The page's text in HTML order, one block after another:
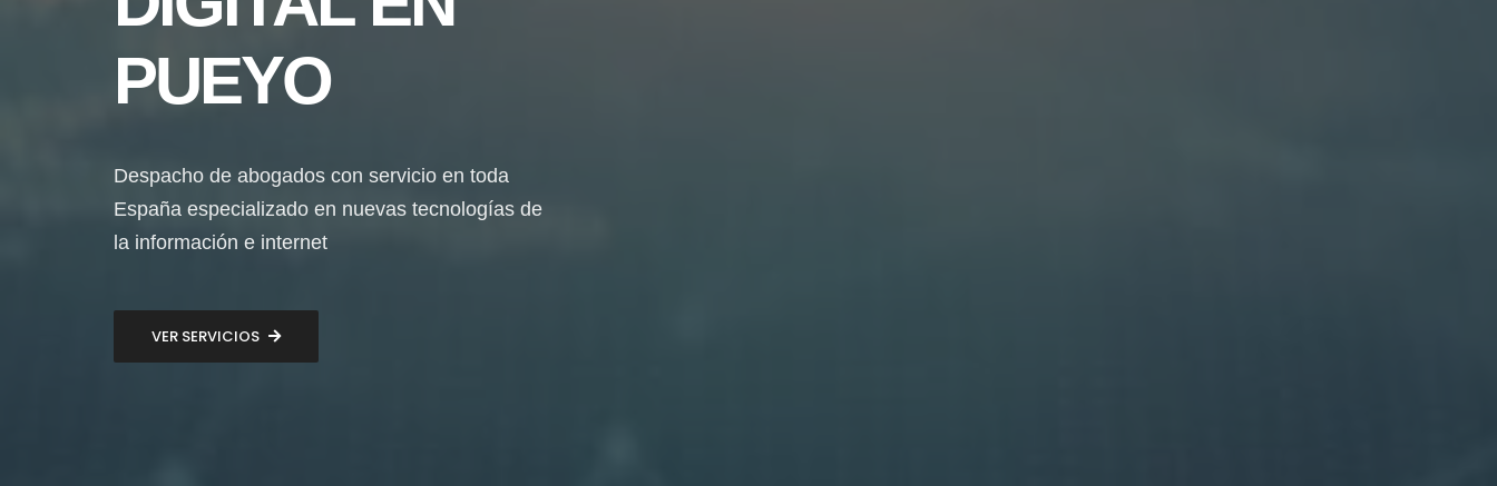
PUEYO
Despacho de abogados con servicio en toda
España especializado en nuevas tecnologías de
la información e internet
VER SERVICIOS